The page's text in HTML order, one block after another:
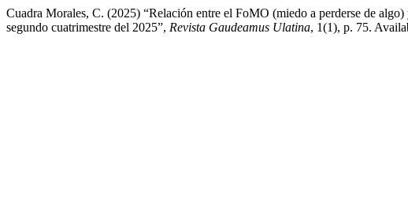
Cuadra Morales, C. (2025) “Relación entre el FoMO (miedo a perderse de
segundo cuatrimestre del 2025”, Revista Gaudeamus Ulatina, 1(1), p. 75.